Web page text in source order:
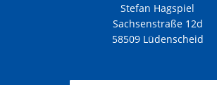
Stefan Hagspiel
Sachsenstraße 12d
58509 Lüdenscheid